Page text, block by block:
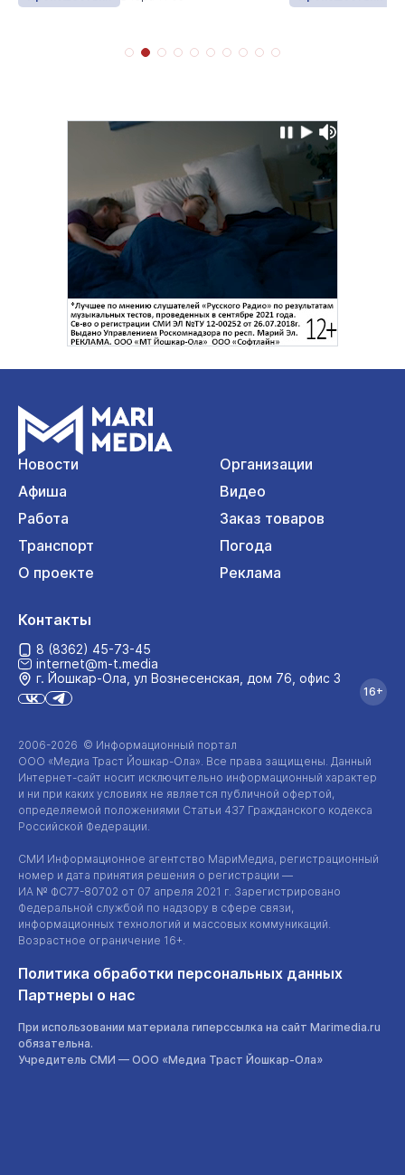
Новости
Организации
Афиша
Видео
Работа
Заказ товаров
Транспорт
Погода
О проекте
Реклама
2006-2026 © Информационный портал
ООО «Медиа Траст Йошкар-Ола». Все права защищены. Данный
Интернет-сайт носит исключительно информационный характер
и ни при каких условиях не является публичной офертой,
определяемой положениями Статьи 437 Гражданского кодекса
Российской Федерации.
СМИ Информационное агентство МариМедиа, регистрационный
номер и дата принятия решения о регистрации —
ИА № ФС77-80702 от 07 апреля 2021 г. Зарегистрировано
Федеральной службой по надзору в сфере связи,
информационных технологий и массовых коммуникаций.
Возрастное ограничение 16+.
Политика обработки персональных данных
Партнеры о нас
При использовании материала гиперссылка на сайт Marimedia.ru
обязательна.
Учредитель СМИ — ООО «Медиа Траст Йошкар-Ола»
Контакты
8 (8362) 45-73-45
internet@m-t.media
г. Йошкар‑Ола, ул Вознесенская, дом 76, офис 3
16+